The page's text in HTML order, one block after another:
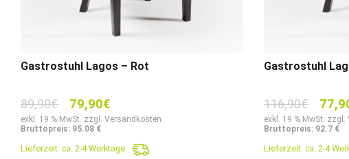
Gastrostuhl Lagos – Rot
89,90€
Ursprünglicher
Preis
war:
89,90€
79,90€
Preis
79,90€.
exkl. 19 % MwSt. zzgl. Versandkosten
Bruttopreis: 95.08 €
Lieferzeit: ca. 2-4 Werktage
Gastrostuhl
116,90€
Preis
war:
exkl. 19 % MwSt.
Bruttopreis: 92.7 €
Lieferzeit: ca. 2-4